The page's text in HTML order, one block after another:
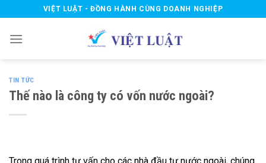
to
content
VIỆT LUẬT - ĐỒNG HÀNH CÙNG DOANH NGHIỆP
TIN TỨC
Thế nào là công ty có vốn nước ngoài?
Trong quá trình tư vấn cho các nhà đầu tư nước ngoài, chúng